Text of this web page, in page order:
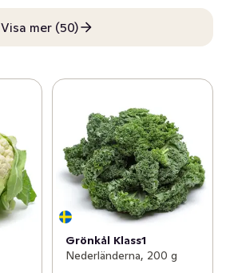
Visa mer (50)
Grönkål Klass1
Nederländerna, 200 g